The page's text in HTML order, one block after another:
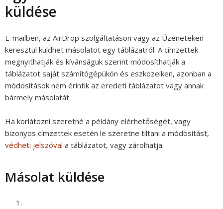
küldése
E-mailben, az AirDrop szolgáltatáson vagy az Üzeneteken
keresztül küldhet másolatot egy táblázatról. A címzettek
megnyithatják és kívánságuk szerint módosíthatják a
táblázatot saját számítógépükön és eszközeiken, azonban a
módosítások nem érintik az eredeti táblázatot vagy annak
bármely másolatát.
Ha korlátozni szeretné a példány elérhetőségét, vagy
bizonyos címzettek esetén le szeretne tiltani a módosítást,
védheti jelszóval a táblázatot, vagy zárolhatja.
Másolat küldése